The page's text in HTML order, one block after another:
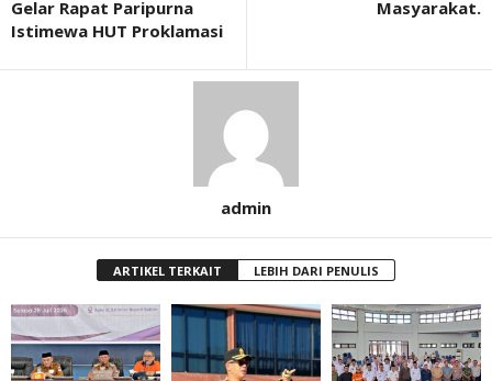
Gelar Rapat Paripurna
Istimewa HUT Proklamasi
Masyarakat.
admin
ARTIKEL TERKAIT LEBIH DARI PENULIS